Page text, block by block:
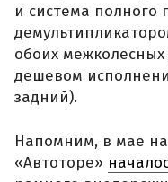
и система полного
обоих
дешевом
задний).
Напомним, в мае
«Автоторе»